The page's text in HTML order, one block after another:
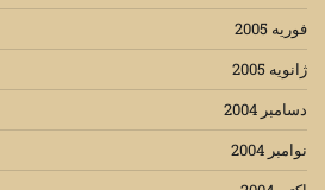
فوریه 2005
ژانویه 2005
دسامبر 2004
نوامبر 2004